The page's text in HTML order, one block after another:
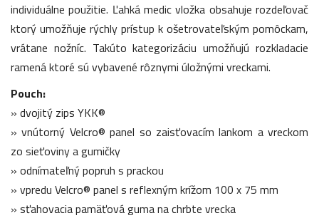
individuálne použitie. Ľahká medic vložka obsahuje rozdeľovač
ktorý umožňuje rýchly prístup k ošetrovateľským pomôckam,
vrátane nožníc. Takúto kategorizáciu umožňujú rozkladacie
ramená ktoré sú vybavené rôznymi úložnými vreckami.
Pouch:
» dvojitý zips YKK®
» vnútorný Velcro® panel so zaisťovacím lankom a vreckom
zo sieťoviny a gumičky
» odnímateľný popruh s prackou
» vpredu Velcro® panel s reflexným krížom 100 x 75 mm
» sťahovacia pamäťová guma na chrbte vrecka